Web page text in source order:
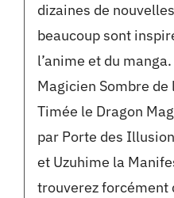
dizaines de
beaucoup sont
l’anime et du
Magicien Sombre
Timée le Dragon
par Porte des
et Uzuhime la
trouverez forcément